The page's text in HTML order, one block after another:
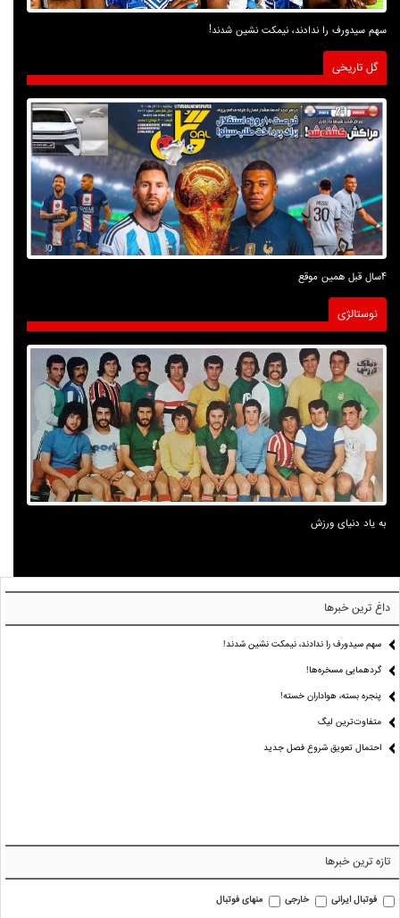
سهم سیدورف را ندادند، نیمکت نشین شدند!
گل تاریخی
4سال قبل همین موقع
نوستالژی
به یاد دنیای ورزش
داغ ترین خبرها
سهم سیدورف را ندادند، نیمکت نشین شدند!
گردهمایی مسخره‌ها!
پنجره بسته، هواداران خسته!
متفاوت‌ترین لیگ
احتمال تعویق شروع فصل جدید
تازه ترین خبرها
فوتبال ایرانی خارجی منهای فوتبال